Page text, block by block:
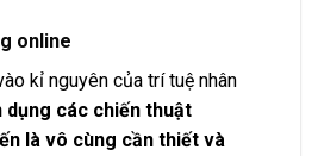
online
kỉ nguyên của trí tuệ nhân
dụng các chiến thuật
là vô cùng cần thiết và